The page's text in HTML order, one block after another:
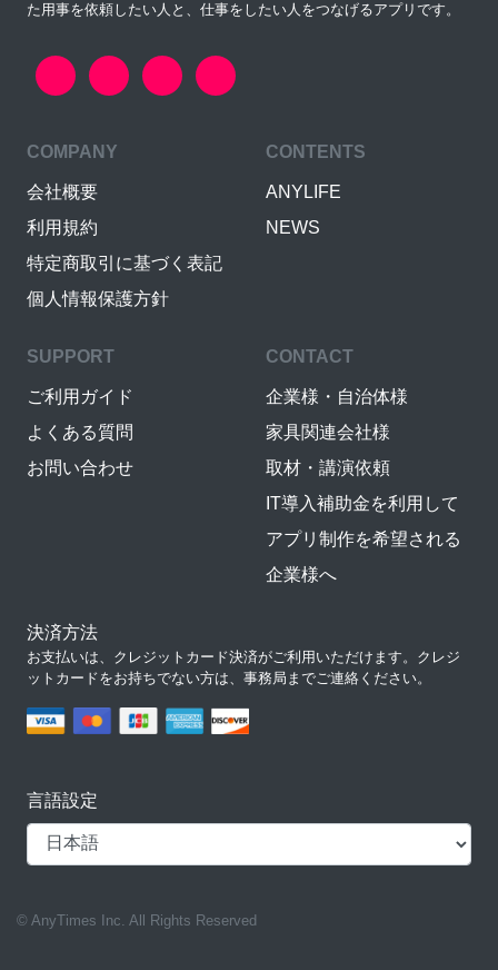
た用事を依頼したい人と、仕事をしたい人をつなげるアプリです。
COMPANY
会社概要
利用規約
特定商取引に基づく表記
個人情報保護方針
CONTENTS
ANYLIFE
NEWS
SUPPORT
ご利用ガイド
よくある質問
お問い合わせ
CONTACT
企業様・自治体様
家具関連会社様
取材・講演依頼
IT導入補助金を利用して
アプリ制作を希望される
企業様へ
決済方法
お支払いは、クレジットカード決済がご利用いただけます。クレジ
ットカードをお持ちでない方は、事務局までご連絡ください。
言語設定
© AnyTimes Inc. All Rights Reserved